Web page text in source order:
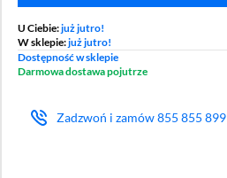
U Ciebie:już jutro!
W sklepie:już jutro!
Dostępność w sklepie
Darmowa dostawa pojutrze
Zadzwoń i zamów855 855 899